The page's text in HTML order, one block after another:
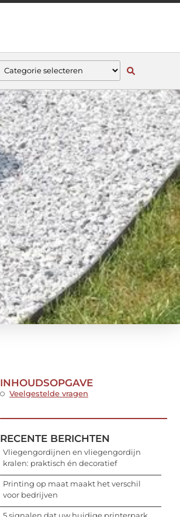
INHOUDSOPGAVE
Veelgestelde vragen
RECENTE BERICHTEN
Vliegengordijnen en vliegengordijn
kralen: praktisch én decoratief
Printing op maat maakt het verschil
voor bedrijven
5 signalen dat uw huidige printerpark